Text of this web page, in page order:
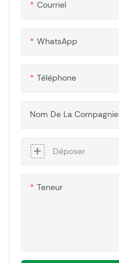
Courriel
WhatsApp
Téléphone
Nom De La Compagnie
Déposer
Teneur
et personnalisable pour un
l'emballage des produits au